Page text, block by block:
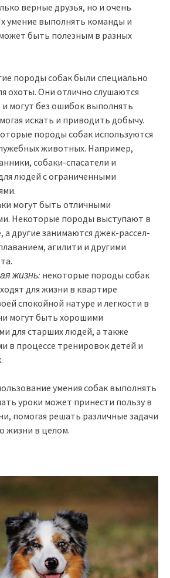
верные друзья, но и очень
умение выполнять команды и
быть полезным в разных
породы собак были специально
охоты. Они отлично слушаются
и могут без ошибок выполнять
искать и приводить добычу.
породы собак используются
животных. Например,
собаки-спасатели и
людей с ограниченными
могут быть отличными
Некоторые породы выступают в
а другие занимаются джек-рассел-
агилити и другими
жизнь: некоторые породы собак
для жизни в квартире
спокойной натуре и легкости в
могут быть хорошими
для старших людей, а также
в процессе тренировок детей и
умения собак выполнять
уроки может принести пользу в
помогая решать различные задачи
жизни в целом.